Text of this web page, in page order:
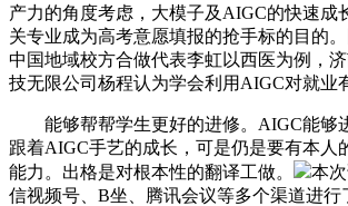
产力的角度考虑，大模子及AIGC的快速成
关专业成为高考意愿填报的抢手标的目的
中国地域校方合做代表李虹以西医为例，
技无限公司杨程认为学会利用AIGC对就业
能够帮帮学生更好的进修。AIGC能够
跟着AIGC手艺的成长，可是仍是要有本人
能力。出格是对根本性的翻译工做。
本
信视频号、B坐、腾讯会议等多个渠道进行